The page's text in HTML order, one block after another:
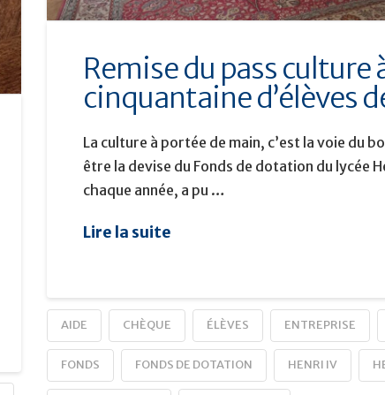
Remise du pass culture
cinquantaine d’élèves
La culture à portée de main, c’est la voie du
être la devise du Fonds de dotation du lycée
chaque année, a pu …
Lire la suite
AIDE CHÈQUE ÉLÈVES ENTREPRISE
FONDS FONDS DE DOTATION HENRI IV